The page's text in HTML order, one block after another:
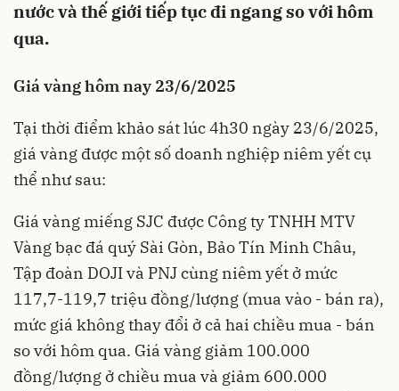
nước và thế giới tiếp tục đi ngang so với hôm
qua.
Giá vàng hôm nay 23/6/2025
Tại thời điểm khảo sát lúc 4h30 ngày 23/6/2025,
giá vàng được một số doanh nghiệp niêm yết cụ
thể như sau:
Giá vàng miếng SJC được Công ty TNHH MTV
Vàng bạc đá quý Sài Gòn, Bảo Tín Minh Châu,
Tập đoàn DOJI và PNJ cùng niêm yết ở mức
117,7-119,7 triệu đồng/lượng (mua vào - bán ra),
mức giá không thay đổi ở cả hai chiều mua - bán
so với hôm qua. Giá vàng giảm 100.000
đồng/lượng ở chiều mua và giảm 600.000
Hủy Gửi